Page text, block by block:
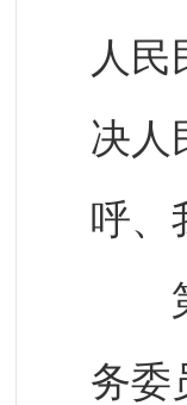
人
决人
呼、
第
务委